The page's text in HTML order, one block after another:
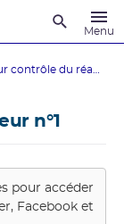
Menu
n°1
pour accéder
Facebook et